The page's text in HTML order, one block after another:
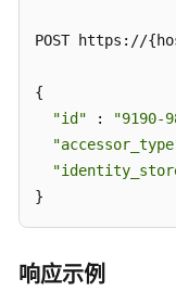
出
分
配
删
-
POST https://
{
"id" : "9190-
}
响应示例